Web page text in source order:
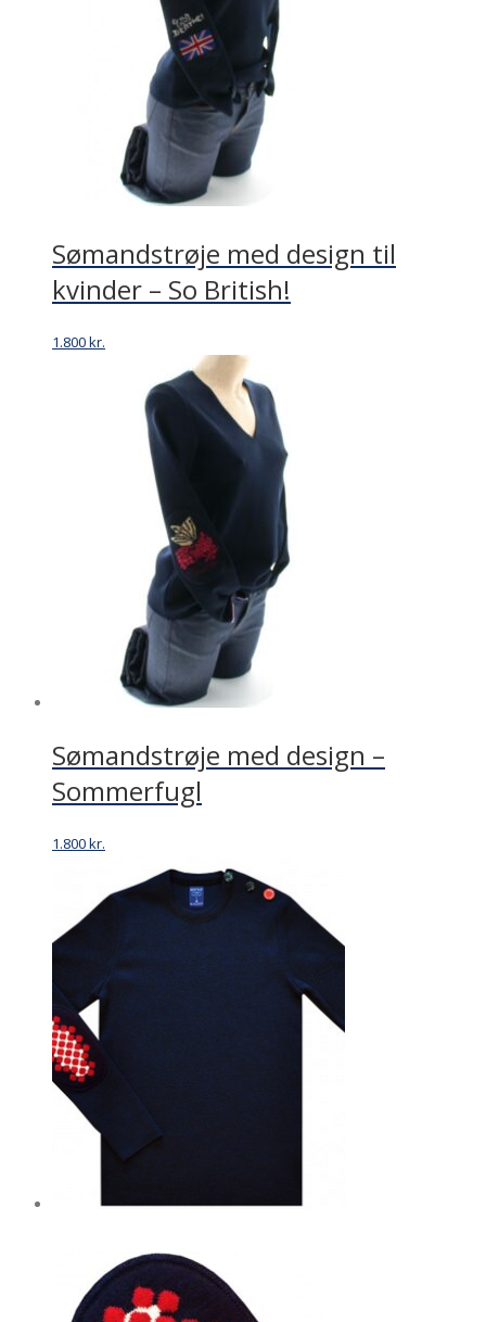
Sømandstrøje med design til
kvinder – So British!
1.800kr.
Sømandstrøje med design –
Sommerfugl
1.800kr.